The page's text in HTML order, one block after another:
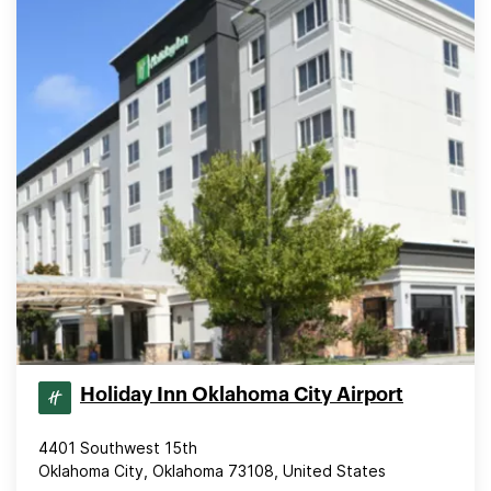
Holiday Inn Oklahoma City Airport
4401 Southwest 15th
Oklahoma City, Oklahoma 73108, United States